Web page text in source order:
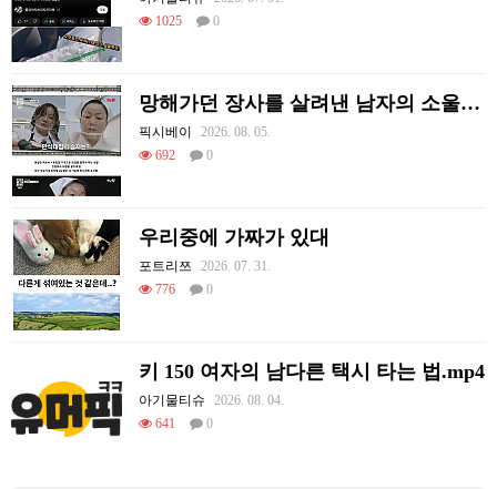
1025
0
망해가던 장사를 살려낸 남자의 소울푸드 제육볶음의 위력 ㅋㅋ
픽시베이
2026. 08. 05.
692
0
우리중에 가짜가 있대
포트리쯔
2026. 07. 31.
776
0
키 150 여자의 남다른 택시 타는 법.mp4
아기물티슈
2026. 08. 04.
641
0